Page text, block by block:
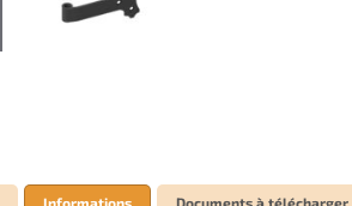
Informations Documents à télécharger